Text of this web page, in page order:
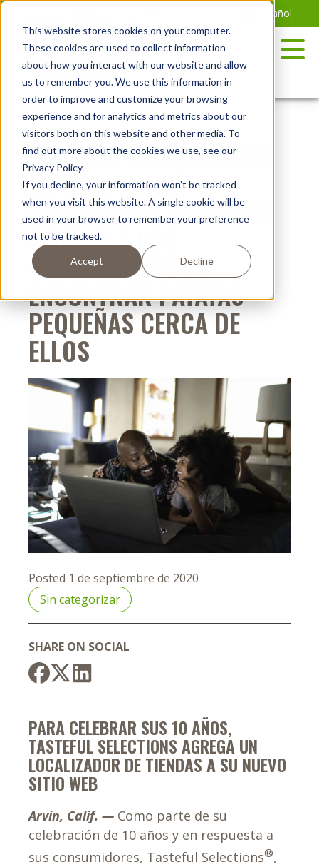
This website stores cookies on your computer.
These cookies are used to collect information
about how you interact with our website and allow
us to remember you. We use this information in
order to improve and customize your browsing
experience and for analytics and metrics about our
visitors both on this website and other media. To
find out more about the cookies we use, see our
Privacy Policy
If you decline, your information won’t be tracked
when you visit this website. A single cookie will be
used in your browser to remember your preference
not to be tracked.
Accept Decline
Saltar
contenido
Español
TASTEFUL SELECTIONS®
LANZA UNA NUEVA
FUNCIÓN EN LÍNEA PARA
AYUDAR A LOS
CONSUMIDORES A
ENCONTRAR PATATAS
PEQUEÑAS CERCA DE
ELLOS
Posted 1 de septiembre de 2020
Sin categorizar
SHARE ON SOCIAL
PARA CELEBRAR SUS 10 AÑOS,
TASTEFUL SELECTIONS AGREGA UN
LOCALIZADOR DE TIENDAS A SU NUEVO
SITIO WEB
Arvin, Calif. — Como parte de su
celebración de 10 años y en respuesta a
sus consumidores, Tasteful Selections®,